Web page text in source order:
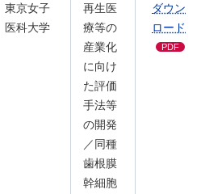
東京女子
医科大学
再生医
療等の
産業化
に向け
た評価
手法等
の開発
／同種
歯根膜
幹細胞
ダウン
ロード
PDF